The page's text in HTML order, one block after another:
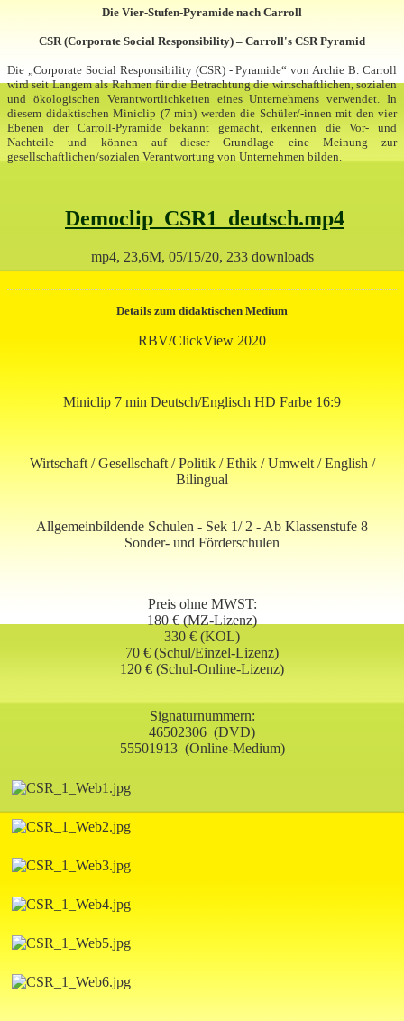
Die Vier-Stufen-Pyramide nach Carroll
CSR (Corporate Social Responsibility) – Carroll's CSR Pyramid
Die „Corporate Social Responsibility (CSR) - Pyramide“ von Archie B. Carroll
wird seit Langem als Rahmen für die Betrachtung die wirtschaftlichen, sozialen
und ökologischen Verantwortlichkeiten eines Unternehmens verwendet. In
diesem didaktischen Miniclip (7 min) werden die Schüler/-innen mit den vier
Ebenen der Carroll-Pyramide bekannt gemacht, erkennen die Vor- und
Nachteile und können auf dieser Grundlage eine Meinung zur
gesellschaftlichen/sozialen Verantwortung von Unternehmen bilden.
Democlip_CSR1_deutsch.mp4
mp4, 23,6M, 05/15/20, 233 downloads
Details zum didaktischen Medium
RBV/ClickView 2020
Miniclip 7 min Deutsch/Englisch HD Farbe 16:9
Wirtschaft / Gesellschaft / Politik / Ethik / Umwelt / English /
Bilingual
Allgemeinbildende Schulen - Sek 1/ 2 - Ab Klassenstufe 8
Sonder- und Förderschulen
Preis ohne MWST:
180 € (MZ-Lizenz)
330 € (KOL)
70 € (Schul/Einzel-Lizenz)
120 € (Schul-Online-Lizenz)
Signaturnummern:
46502306 (DVD)
55501913(Online-Medium)